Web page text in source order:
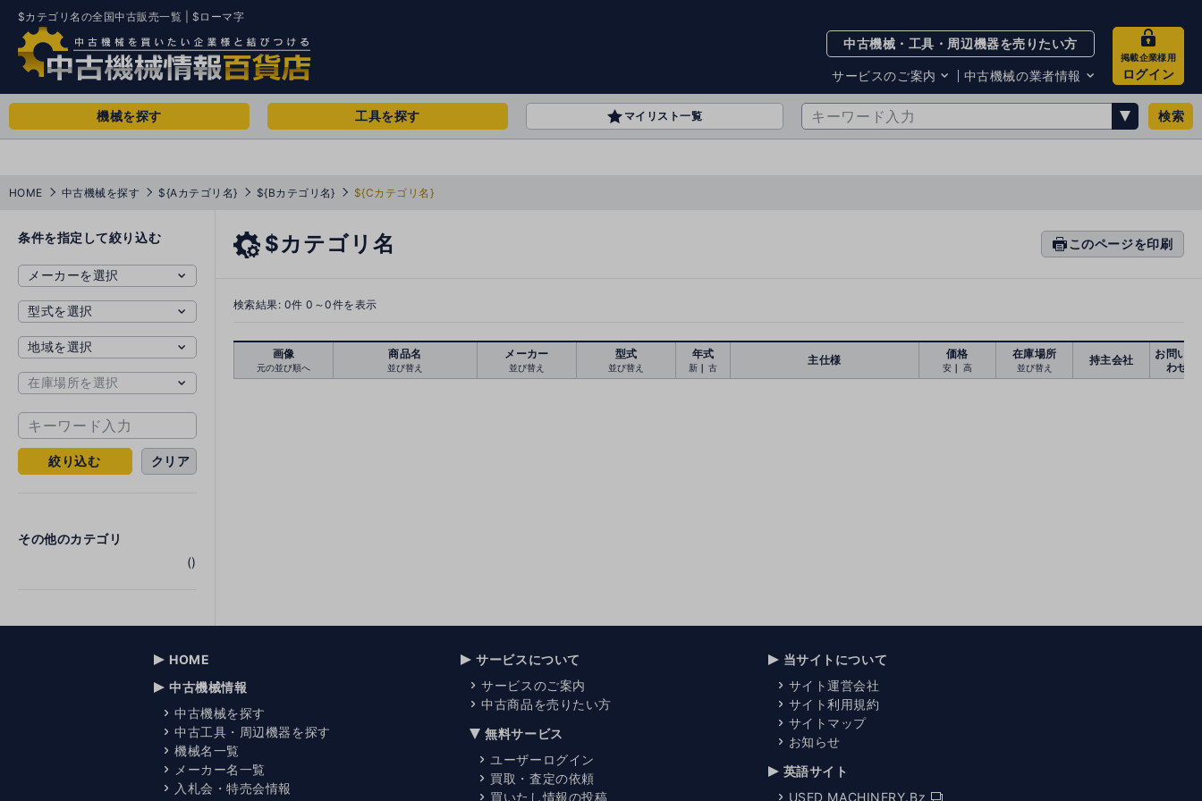
$カテゴリ名の全国中古販売一覧 | $ローマ字
中古機械・工具・周辺機器を売りたい方
サービスのご案内
サービスのご案内
お知らせ
中古機械の業者情報
買取・査定業者リスト
掲載企業様用
ログイン
機械を探す 工具を探す マイリスト一覧 検索
HOME 中古機械を探す ${Aカテゴリ名} ${Bカテゴリ名} ${Cカテゴリ名}
条件を指定して絞り込む
絞り込む クリア
その他のカテゴリ
()
$カテゴリ名
prin このページを印刷
検索結果: 0件 0～0件を表示
画像
元の並び順へ
商品名
並び替え
メーカー
並び替え
型式
並び替え
年式
新｜古
主仕様 価格
安 ｜ 高
在庫場所
並び替え
持主会社
お問い合
わせ
HOME
中古機械情報
中古機械を探す
中古工具・周辺機器を探す
機械名一覧
メーカー名一覧
入札会・特売会情報
サービスについて
サービスのご案内
中古商品を売りたい方
無料サービス
ユーザーログイン
買取・査定の依頼
買いたし情報の投稿
当サイトについて
サイト運営会社
サイト利用規約
サイトマップ
お知らせ
英語サイト
USED MACHINERY.Bz